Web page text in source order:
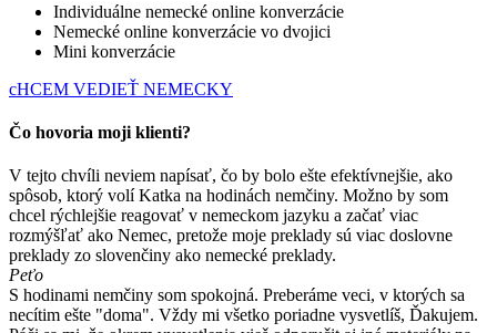
Individuálne nemecké online konverzácie
Nemecké online konverzácie vo dvojici
Mini konverzácie
cHCEM VEDIEŤ NEMECKY
Čo hovoria moji klienti?
V tejto chvíli neviem napísať, čo by bolo ešte efektívnejšie, ako
spôsob, ktorý volí Katka na hodinách nemčiny. Možno by som
chcel rýchlejšie reagovať v nemeckom jazyku a začať viac
rozmýšľať ako Nemec, pretože moje preklady sú viac doslovne
preklady zo slovenčiny ako nemecké preklady.
Peťo
S hodinami nemčiny som spokojná. Preberáme veci, v ktorých sa
necítim ešte "doma". Vždy mi všetko poriadne vysvetlíš, Ďakujem.